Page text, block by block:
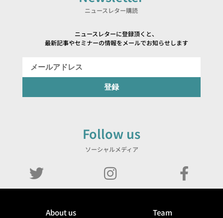
ニュースレター購読
ニュースレターに登録頂くと、
最新記事やセミナーの情報をメールでお知らせします
登録
Follow us
ソーシャルメディア
About us Team